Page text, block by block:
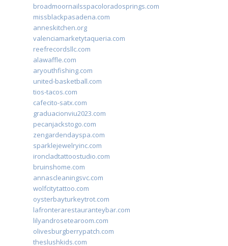
broadmoornailsspacoloradosprings.com
missblackpasadena.com
anneskitchen.org
valenciamarketytaqueria.com
reefrecordsllc.com
alawaffle.com
aryouthfishing.com
united-basketball.com
tios-tacos.com
cafecito-satx.com
graduacionviu2023.com
pecanjackstogo.com
zengardendayspa.com
sparklejewelryinc.com
ironcladtattoostudio.com
bruinshome.com
annascleaningsvc.com
wolfcitytattoo.com
oysterbayturkeytrot.com
lafronterarestauranteybar.com
lilyandrosetearoom.com
olivesburgberrypatch.com
theslushkids.com